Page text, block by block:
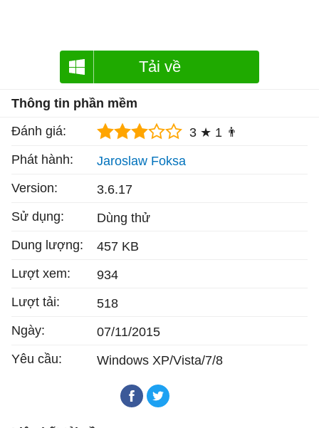
Tải về
Thông tin phần mềm
Đánh giá:
3 ★ 1 👨
Phát hành:
Jaroslaw Foksa
Version:
3.6.17
Sử dụng:
Dùng thử
Dung lượng:
457 KB
Lượt xem:
934
Lượt tải:
518
Ngày:
07/11/2015
Yêu cầu:
Windows XP/Vista/7/8